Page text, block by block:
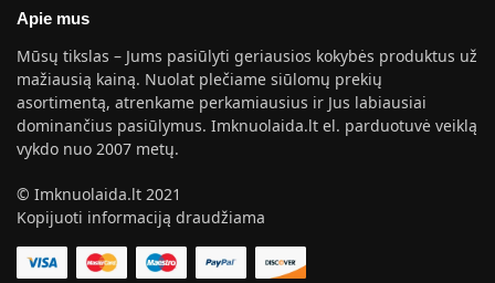
Apie mus
Mūsų tikslas – Jums pasiūlyti geriausios kokybės produktus už
mažiausią kainą. Nuolat plečiame siūlomų prekių
asortimentą, atrenkame perkamiausius ir Jus labiausiai
dominančius pasiūlymus. Imknuolaida.lt el. parduotuvė veiklą
vykdo nuo 2007 metų.
© Imknuolaida.lt 2021
Kopijuoti informaciją draudžiama